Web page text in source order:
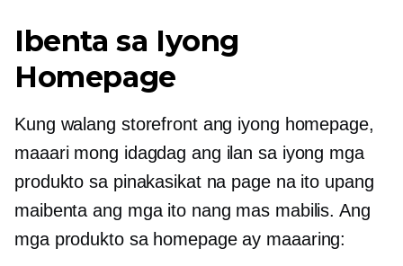
Ibenta sa Iyong
Homepage
Kung walang storefront ang iyong homepage,
maaari mong idagdag ang ilan sa iyong mga
produkto sa pinakasikat na page na ito upang
maibenta ang mga ito nang mas mabilis. Ang
mga produkto sa homepage ay maaaring: